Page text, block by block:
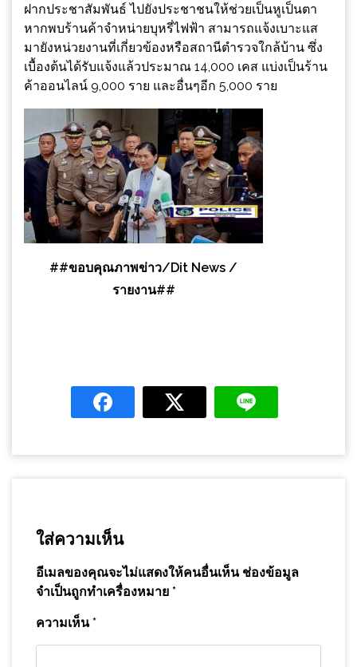
ฝากประชาสัมพันธ์ ไปยังประชาชนให้ช่วยเป็นหูเป็นตา
หากพบร้านค้าจำหน่ายบุหรี่ไฟฟ้า สามารถแจ้งเบาะแส
มายังหน่วยงานที่เกี่ยวข้องหรือสถานีตำรวจใกล้บ้าน ซึ่ง
เบื้องต้นได้รับแจ้งแล้วประมาณ 14,000 เคส แบ่งเป็นร้าน
ค้าออนไลน์ 9,000 ราย และอื่นๆอีก 5,000 ราย
##ขอบคุณภาพข่าว/Dit News /
รายงาน##
ใส่ความเห็น
อีเมลของคุณจะไม่แสดงให้คนอื่นเห็น ช่องข้อมูล
จำเป็นถูกทำเครื่องหมาย *
ความเห็น*